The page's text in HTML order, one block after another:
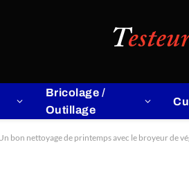
Bricolage /
Outillage
bon nettoyage de printemps avec le broyeur de